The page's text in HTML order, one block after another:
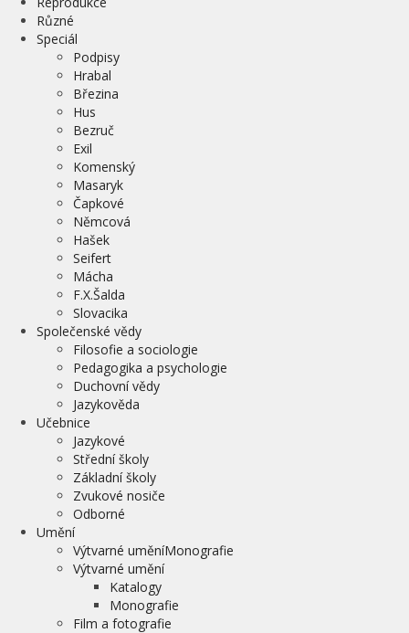
Různé
Speciál
Podpisy
Hrabal
Březina
Hus
Bezruč
Exil
Komenský
Masaryk
Čapkové
Němcová
Hašek
Seifert
Mácha
F.X.Šalda
Slovacika
Společenské vědy
Filosofie a sociologie
Pedagogika a psychologie
Duchovní vědy
Jazykověda
Učebnice
Jazykové
Střední školy
Základní školy
Zvukové nosiče
Odborné
Umění
Výtvarné uměníMonografie
Výtvarné umění
Katalogy
Monografie
Film a fotografie